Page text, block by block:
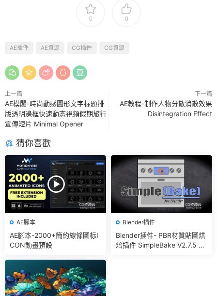
0 0
AE插件 AE資源 CG插件 CG資源
上一篇
AE模闆-時尚動感圖形文字标題排
版透明邊框快速動态視頻假期旅行
宣傳短片 Minimal Opener
下一篇
AE教程-制作人物分散消散效果
Disintegration Effect
猜你喜歡
AE腳本
AE腳本-2000+簡約線條圖标I
CON動畫預設
Blender插件
Blender插件- PBR材質貼圖烘
焙插件 SimpleBake V2.7.5 –